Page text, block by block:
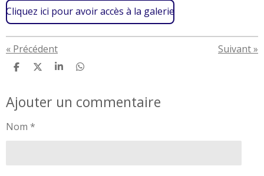
Cliquez ici pour avoir accès à la galerie
« Précédent Suivant»
P
t
a
e
P
t
a
P
t
a
P
t
a
Ajouter un commentaire
Nom *